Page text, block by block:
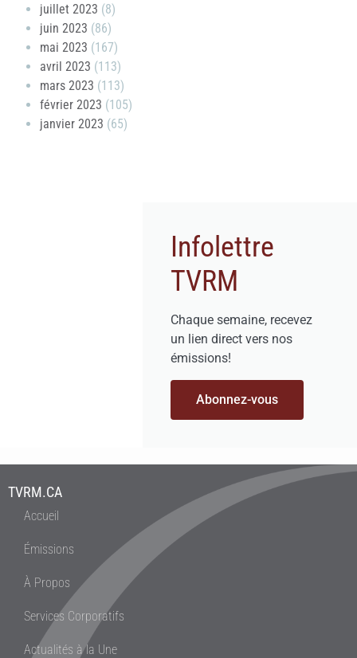
juillet 2023 (8)
juin 2023 (86)
mai 2023 (167)
avril 2023 (113)
mars 2023 (113)
février 2023 (105)
janvier 2023 (65)
Infolettre
TVRM
Chaque semaine, recevez
un lien direct vers nos
émissions!
Abonnez-vous
TVRM.CA
Accueil
Émissions
À Propos
Services Corporatifs
Actualités à la Une